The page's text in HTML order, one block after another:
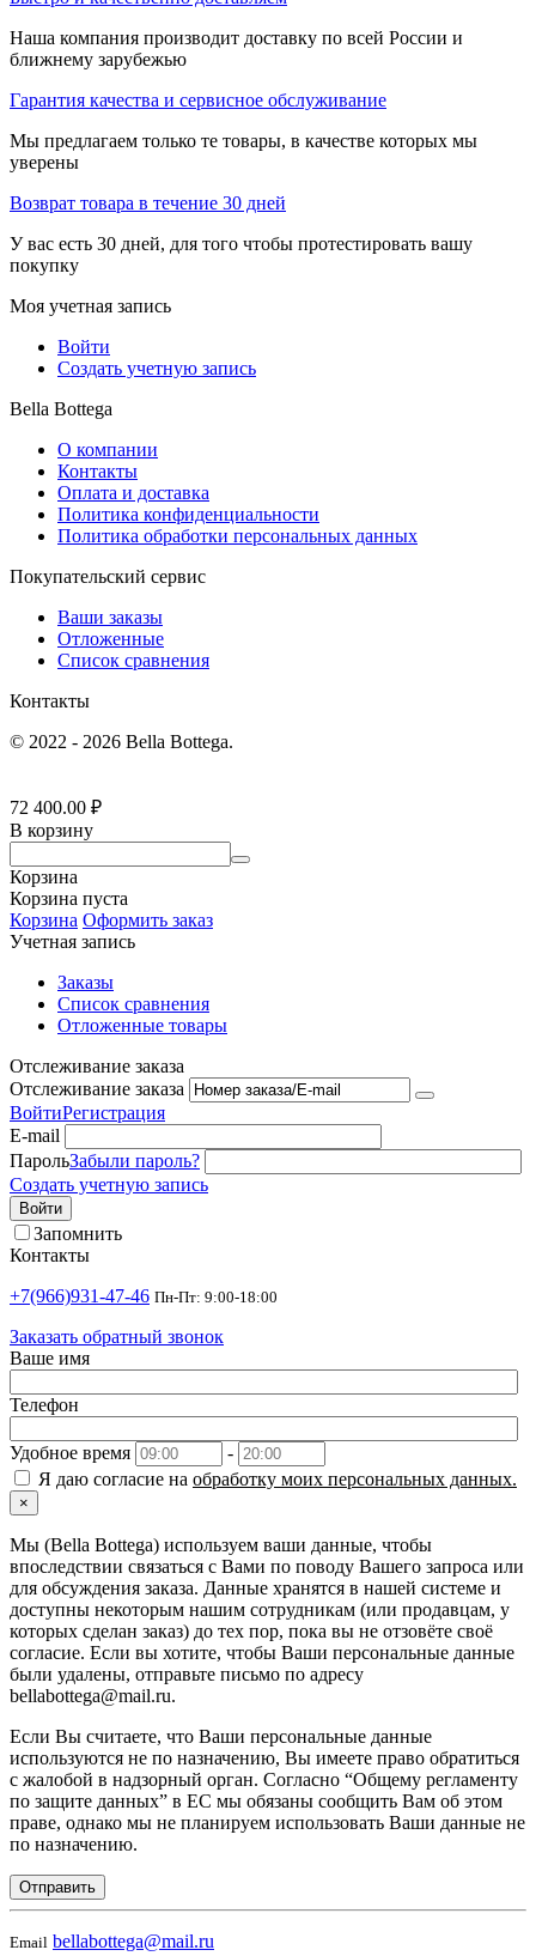
Наша компания производит доставку по всей России и
ближнему зарубежью
Гарантия качества и сервисное обслуживание
Мы предлагаем только те товары, в качестве которых мы
уверены
Возврат товара в течение 30 дней
У вас есть 30 дней, для того чтобы протестировать вашу
покупку
Моя учетная запись
Войти
Создать учетную запись
Bella Bottega
О компании
Контакты
Оплата и доставка
Политика конфиденциальности
Политика обработки персональных данных
Покупательский сервис
Ваши заказы
Отложенные
Список сравнения
Контакты
© 2022 - 2026 Bella Bottega.
72 400.00 ₽
В корзину
Корзина
Корзина пуста
Корзина Оформить заказ
Учетная запись
Заказы
Список сравнения
Отложенные товары
Отслеживание заказа
Отслеживание заказа
ВойтиРегистрация
E-mail
ПарольЗабыли пароль?
Создать учетную запись
Войти
Запомнить
Контакты
+7(966)931-47-46 Пн-Пт: 9:00-18:00
Заказать обратный звонок
Ваше имя
Телефон
Удобное время
-
Я даю согласие на обработку моих персональных данных.
×
Мы (Bella Bottega) используем ваши данные, чтобы
впоследствии связаться с Вами по поводу Вашего запроса или
для обсуждения заказа. Данные хранятся в нашей системе и
доступны некоторым нашим сотрудникам (или продавцам, у
которых сделан заказ) до тех пор, пока вы не отзовёте своё
согласие. Если вы хотите, чтобы Ваши персональные данные
были удалены, отправьте письмо по адресу
bellabottega@mail.ru.
Если Вы считаете, что Ваши персональные данные
используются не по назначению, Вы имеете право обратиться
с жалобой в надзорный орган. Согласно “Общему регламенту
по защите данных” в ЕС мы обязаны сообщить Вам об этом
праве, однако мы не планируем использовать Ваши данные не
по назначению.
Отправить
Email bellabottega@mail.ru